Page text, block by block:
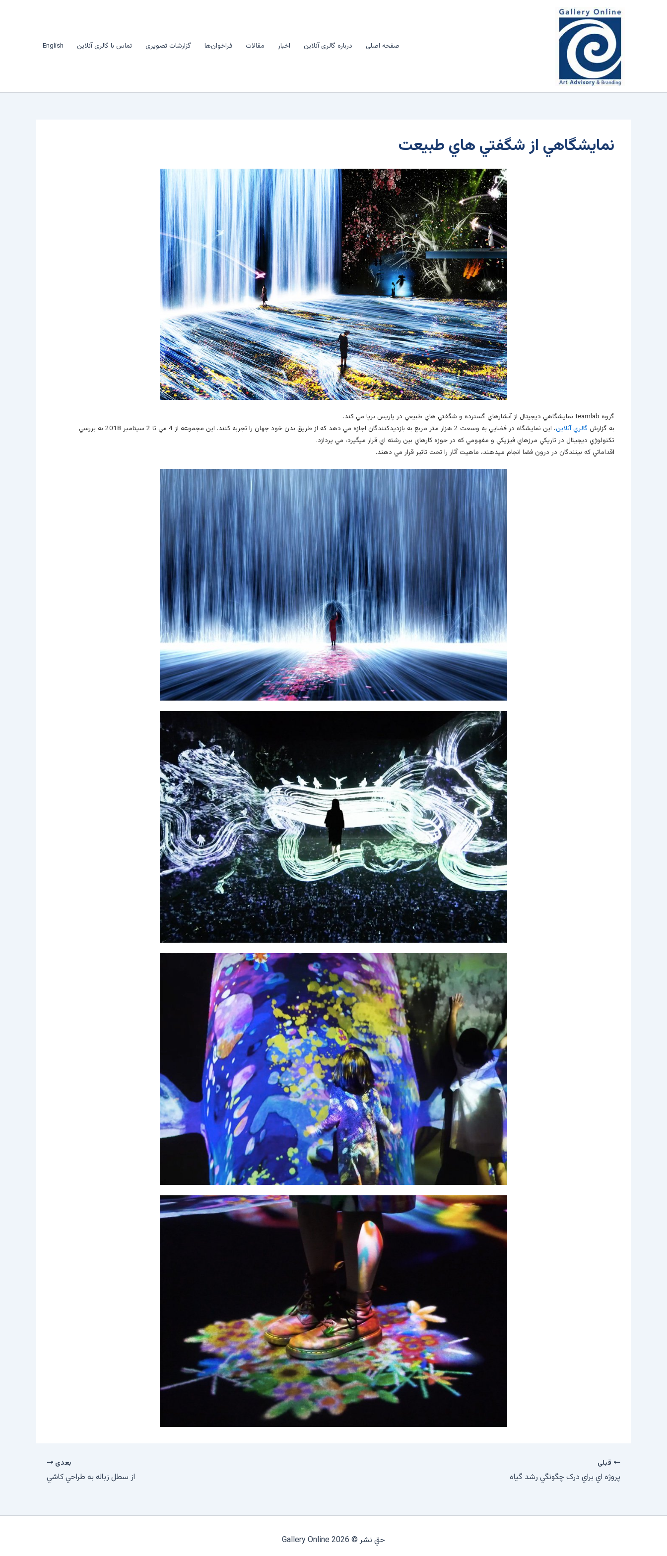
صفحه اصلی
درباره گالری آنلاین اخبار مقالات فراخوان‌ها گزارشات تصویری تماس با گالری آنلاین English
نمايشگاهي از شگفتي هاي طبيعت
گروه teamlab نمايشگاهي ديجيتال از آبشارهاي گسترده و شگفتي هاي طبيعي در پاريس برپا مي کند.
به گزارش گالري آنلاين
، اين نمايشگاه در فضايي به وسعت 2 هزار متر مربع به بازديدکنندگان اجازه مي دهد که از طريق بدن خود جهان را تجربه کنند. اين مجموعه از 4 مي تا 2 سپتامبر 2018 به بررسي
تکنولوژي ديجيتال در تاريکي مرزهاي فيزيکي و مفهومي که در حوزه کارهاي بين رشته اي قرار ميگيرد، مي پردازد.
اقداماتي که بينندگان در درون فضا انجام ميدهند، ماهيت آثار را تحت تاثير قرار مي دهند.
قبلی
پروژه اي براي درک چگونگي رشد گياه
بعدی
از سطل زباله به طراحي کاشي
حقِ نشر © 2026 Gallery Online